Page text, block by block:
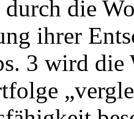
durch die
ihrer
3 wird